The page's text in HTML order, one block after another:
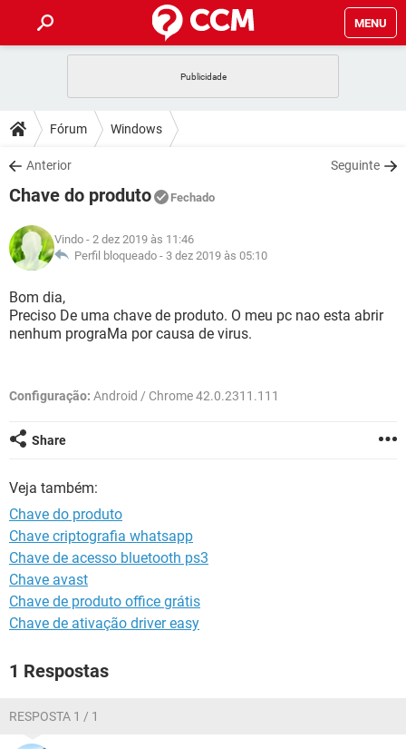
MENU
CELULAR
OUTLOOK
INSTAGRAM
GUIA DE COMPRAS
DICAS
JOGOS
INSTAGRAM
GUIA DE COMPRAS
DOWNLOADS
JOGOS
CELULAR
OUTLOOK EXCEL
INSTAGRAM
GUIA DE COMPRAS
JOGOS
CELULAR
OUTLOOK
INSTAGRAM GMAIL
GLOSSÁRIO
JOGOS
CELULAR FACEBOOK
Fórum Windows
Anterior Seguinte
Chave do produto Fechado
Vindo - 2 dez 2019 às 11:46
Perfil bloqueado - 3 dez 2019 às 05:10
Bom dia,
Preciso De uma chave de produto. O meu pc nao esta abrir
nenhum prograMa por causa de virus.
Configuração: Android / Chrome 42.0.2311.111
Share
Veja também:
Chave do produto
Chave criptografia whatsapp
Chave de acesso bluetooth ps3
Chave avast
Chave de produto office grátis
Chave de ativação driver easy
1 Respostas
RESPOSTA 1 / 1